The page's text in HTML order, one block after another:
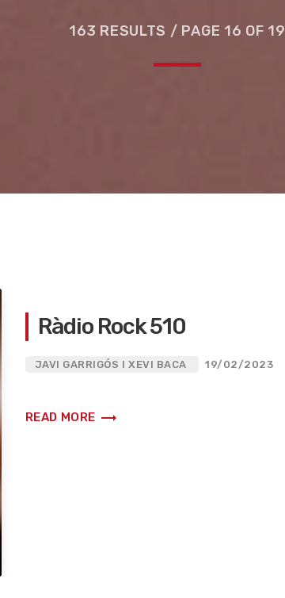
163 RESULTS / PAGE 16 OF 19
Ràdio Rock 510
JAVI GARRIGÓS I XEVI BACA 19/02/2023
READ MORE trending_flat